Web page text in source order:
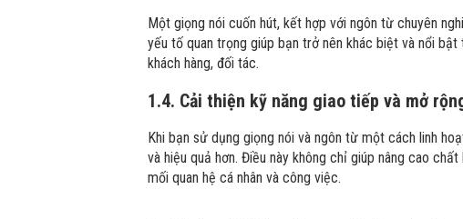
Một giọng nói cuốn hút, kết hợp với ngôn từ chuyên
yếu tố quan trọng giúp bạn trở nên khác biệt và nổi
khách hàng, đối tác.
1.4. Cải thiện kỹ năng giao tiếp và mở
Khi bạn sử dụng giọng nói và ngôn từ một cách linh
và hiệu quả hơn. Điều này không chỉ giúp nâng cao
mối quan hệ cá nhân và công việc.